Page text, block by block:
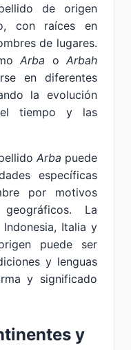
de origen
con raíces en
de lugares.
Arba oArbah
en diferentes
la evolución
tiempo y las
Arba puede
específicas
por motivos
La
Italia y
puede ser
y lenguas
y significado
y